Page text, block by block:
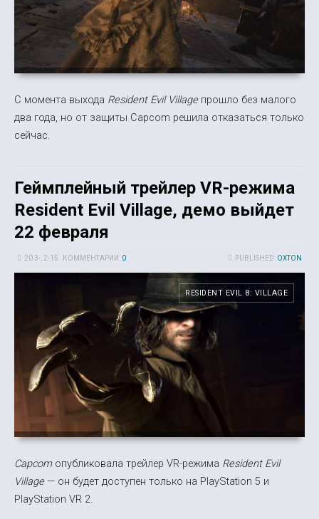
С момента выхода Resident Evil Villageпрошло без малого
два года, но от защиты Capcom решила отказаться только
сейчас.
Геймплейный трейлер VR-режима
Resident Evil Village, демо выйдет
22 февраля
PUBLISHED: OXTON
20 3-, 2-15 КОММЕНТАРИИ: 0
RESIDENT EVIL 8: VILLAGE
Capcomопубликовала трейлер VR-режима Resident Evil
Village— он будет доступен только на PlayStation 5 и
PlayStation VR 2.